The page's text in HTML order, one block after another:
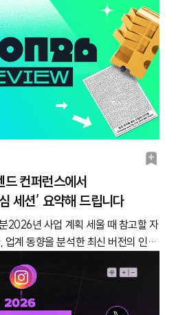
하향하는 모습.뾰족한 봉우리 형태
스테디셀러로 이어지는 경우가 드
를 소비하기보단, 먹어봤다는 ‘경
즘엔 틱톡, 릴스 영상 하나만 터져도
그러면서 너도나도 먹어봤다는 후기
, 진짜 맛있어서 그 음식을 소비한다
험 자체를 소비하는 것 같아요. 한 번
면 다음 유행템으로 넘어가는 거죠.
야에 비해 가격이 저렴하다 보니, 이
행하는 옷은 한 벌에 최소 10만 원씩은
처럼 유행하는 음식은 비싸 봐야 1
하지 않고 이것저것 시도해 볼 수 있
니 여러 아이템이 동시다발적으로
.강다인(25세, 대학생) ① 두쫀쿠※
니다.✔ 트렌드 지속 기간2026년 1월
)✔ 캐릿에 처음 소개된 시점25년
2의 전성기 ‘두쫀쿠’ 대란✔ 트렌드
아이돌의 두쫀쿠 언급, 인플루언서
: 엽기떡볶이(59.2%)20대 이미지가
웨이(80%), 하이디라오(79.2%)30
랜드: 뚜레쥬르(53.9%)40대 이상
드: 새우깡(56.9%)매장의 위치가 푸
드는 데 큰 영향을 미치고 있음. ‘판매
(44.1%), 20대(49.2%) 이미지로 인
꼽힘.‘모델’을 선택 이유로 꼽은 응답
로 나타남. 푸드 브랜드의 나이 이미
로 해석됨.✔ 10대 버거샵과 20대 버
아닌 사이드 메뉴 콘셉트로 구성된
트푸드 안에서도 ‘가성비 브랜드’와
렷한 편이에요.”버거 브랜드가 대부
데 그 안에서도 뚜렷하게 이미지가
먹을 수 있는 음식을 찾는 경우가 많
치’는 패티가 두툼하고 가성비가 좋
10대들이 많이 이용할 것 같은 이미
트러플 머쉬룸 버거’처럼 조금 더 ‘있
서 20대와 더 어울린다고 느꼈어요.
을 주목해야 할 시점인 것이죠. 앞으
Z세대로만 한정짓지 않는 이유는 또
영향력이 더욱 커지고 있기 때문인데
, X세대 등 다양한 세대를 대상으로
나이를 넘어 취향이나 관심사가 소비
이 눈에 띄게 많아졌어요. 예컨대 50
20대 팬과 같은 플랫폼을 쓰고, 같은
대이지만 덕질을 하다 보니 웬만한
되더라고요. ‘인스타그램’이나 ‘틱
터’, ‘텀블러’까지... 구경하다 보면 자
흡수해 옵니다. 콘서트장 가서 응원
세, 교사) 같은 나이지만, 다른 삶
조명해 공감을 얻은 광고, 출처 삼성
뿐 아니라 밀레니얼 세대, X세대로
자 페르소나 5가지를 선정했습니다.
그룹의 소비 규모는 합산 기준 무려
뒤덮고 있는 말들입니다. 올해 한국
함께 장기 불황으로 접어들 것으로 전
황 속에서도 급격히 성장하는 분야가
야가 ‘뷰티 업계’예요. ‘삼정KPMG
산업 전망'에 따르면, 반도체 분야를
긍정적'인 평가를 받은 유일한 업종
디바이스’는 올다아무 트렌드로 인해
있는데요. 가정용 뷰티 디바이스를 주
’의 시총이 아모레퍼시픽을 뛰어넘었
운 ‘C뷰티’ 역시 활발하게 소비하는
청에 따르면 2025년도 1~3분기 한국
전년 대비 39.6% 증가했다고 하
에도 Z세대 사이에서 급성장하는 분
세대 소비자의 마음을 똑똑하게 사로
을 여는 분야가 무엇인지 유심히 살
텐츠에서는 소비가 하락 중인 분야와
리했어요. 2026 시장 동향을 예측하
자의 니즈를 파악하고 싶은 분들은 오
컨퍼런스에서
세션’ 요약해 드립니다
2026년 사업 계획 세울 때 참고할 자
계 동향을 분석한 최신 버전의 인사
참석하고 싶었지만 티켓이 매진돼서
, 2천 명의 마케터들이 코엑스에 모였
로비에 모여 네트워킹 중인 관객들바
렸기 때문입니다. 티콘은 매년 열리
북